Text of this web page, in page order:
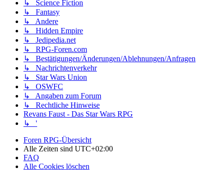
↳ Science Fiction
↳ Fantasy
↳ Andere
↳ Hidden Empire
↳ Jedipedia.net
↳ RPG-Foren.com
↳ Bestätigungen/Änderungen/Ablehnungen/Anfragen
↳ Nachrichtenverkehr
↳ Star Wars Union
↳ OSWFC
↳ Angaben zum Forum
↳ Rechtliche Hinweise
Revans Faust - Das Star Wars RPG
↳ '
Foren RPG-Übersicht
Alle Zeiten sind UTC+02:00
FAQ
Alle Cookies löschen